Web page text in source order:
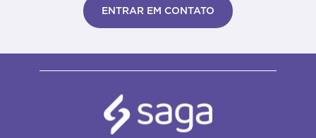
ENTRAR EM CONTATO